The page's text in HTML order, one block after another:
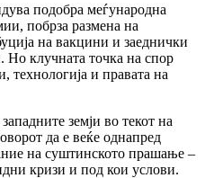
подобра меѓународна
побрза размена на
на вакцини и заеднички
Но клучната точка на спор
технологија и правата на
земји во текот на
да е веќе однапред
на суштинското прашање –
кризи и под кои услови.